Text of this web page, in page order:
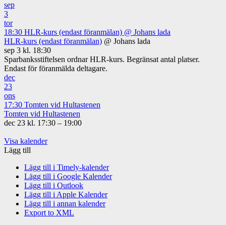
sep
3
tor
18:30 HLR-kurs (endast föranmälan) @ Johans lada
HLR-kurs (endast föranmälan) @ Johans lada
sep 3 kl. 18:30
Sparbanksstiftelsen ordnar HLR-kurs. Begränsat antal platser.
Endast för föranmälda deltagare.
dec
23
ons
17:30 Tomten vid Hultastenen
Tomten vid Hultastenen
dec 23 kl. 17:30 – 19:00
Visa kalender
Lägg till
Lägg till i Timely-kalender
Lägg till i Google Kalender
Lägg till i Outlook
Lägg till i Apple Kalender
Lägg till i annan kalender
Export to XML